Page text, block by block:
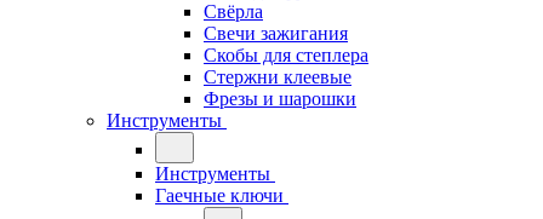
Свёрла
Свечи зажигания
Скобы для степлера
Стержни клеевые
Фрезы и шарошки
Инструменты
Инструменты
Гаечные ключи